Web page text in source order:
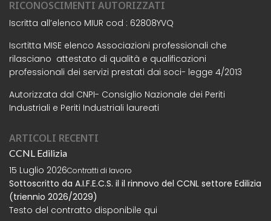
RICONOSCIMENTI AUTORIZZATI
Iscritta all’elenco MIUR cod : 62808YVQ
Iscrtitta MISE elenco Associazioni professionali che
rilasciano attestato di qualità e qualificazioni
professionali dei servizi prestati dai soci- legge 4/2013
Autorizzata dal CNPI- Consiglio Nazionale dei Periti
Industriali e Periti Industriali laureati
ARTICOLI RECENTI
CCNL Edilizia
15 Luglio 2026Contratti di lavoro
Sottoscritto da A.I.F.E.C.S. il il rinnovo del CCNL settore Edilizia
(triennio 2026/2029)
Testo del contratto disponibile qui